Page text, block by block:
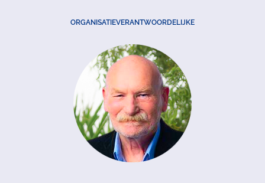
ORGANISATIEVERANTWOORDELIJKE